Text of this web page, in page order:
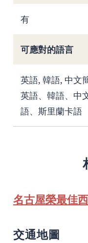
有
可應對的語言
英語, 韓語, 中文
英語、韓語、中
語、斯里蘭卡語
名古屋榮最佳
交通地圖